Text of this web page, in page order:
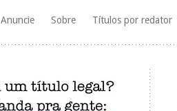
Anuncie Sobre Títulos por redator